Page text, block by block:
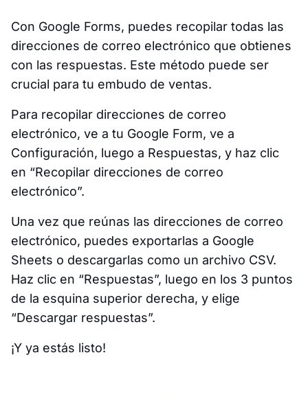
Con Google Forms, puedes recopilar todas las
direcciones de correo electrónico que obtienes
con las respuestas. Este método puede ser
crucial para tu embudo de ventas.
Para recopilar direcciones de correo
electrónico, ve a tu Google Form, ve a
Configuración, luego a Respuestas, y haz clic
en “Recopilar direcciones de correo
electrónico”.
Una vez que reúnas las direcciones de correo
electrónico, puedes exportarlas a Google
Sheets o descargarlas como un archivo CSV.
Haz clic en “Respuestas”, luego en los 3 puntos
de la esquina superior derecha, y elige
“Descargar respuestas”.
¡Y ya estás listo!